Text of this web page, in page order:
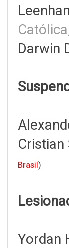
Darwin
Cristian
Brasil)
Yordan